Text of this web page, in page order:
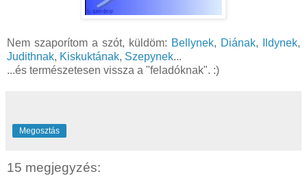
Nem szaporítom a szót, küldöm: Bellynek, Diának, Ildynek,
Judithnak, Kiskuktának, Szepynek...
...és természetesen vissza a "feladóknak". :)
Megosztás
15 megjegyzés: